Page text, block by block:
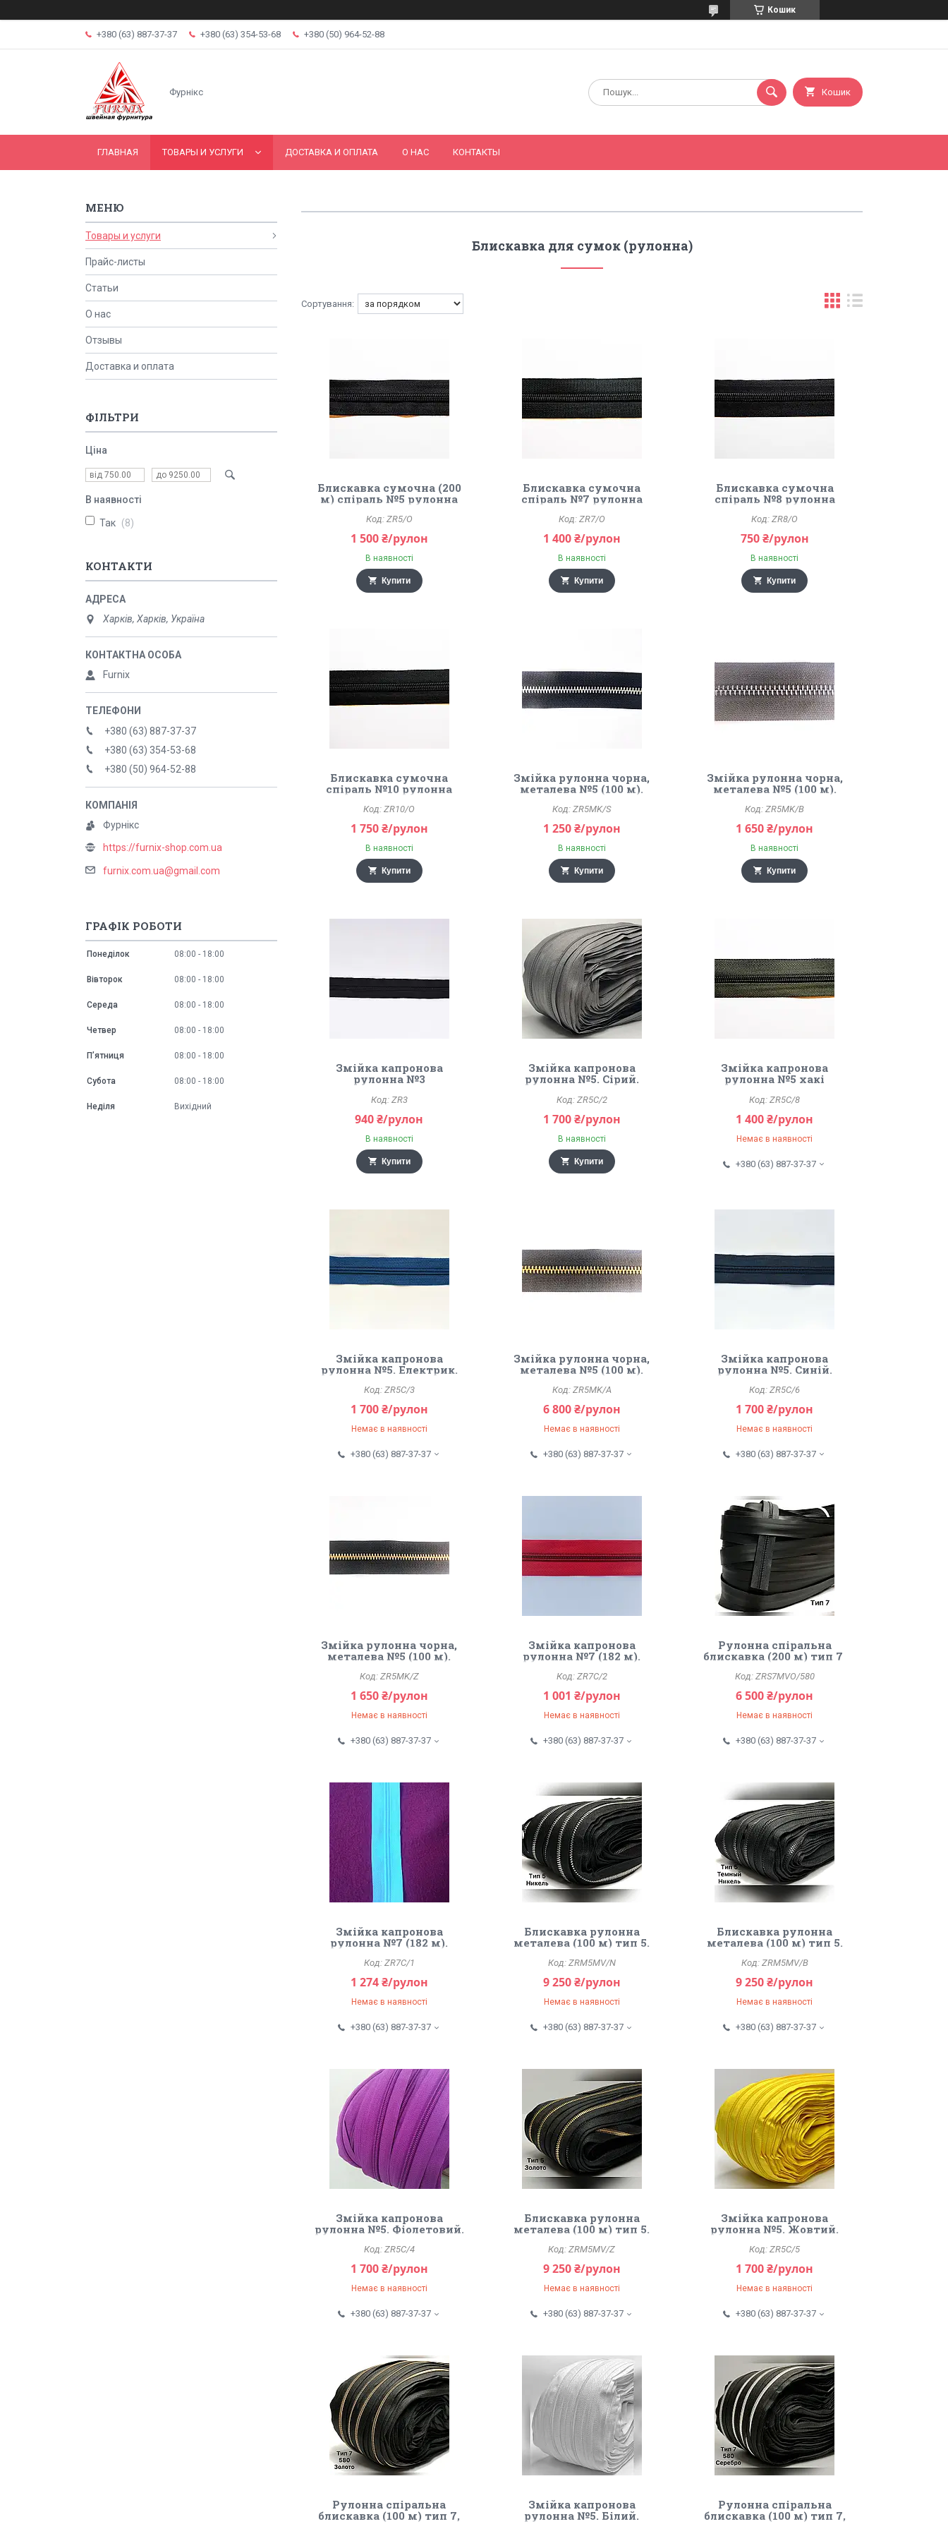
Кошик
+380 (63) 887-37-37 +380 (63) 354-53-68 +380 (50) 964-52-88
Фурнікс Кошик
ГЛАВНАЯ ТОВАРЫ И УСЛУГИ ДОСТАВКА И ОПЛАТА О НАС КОНТАКТЫ
Блискавка для сумок (рулонна)
Блискавка сумочна (200
м) спіраль №5 рулонна
ZR5/O
1 500 ₴/рулон
В наявності
Купити
Блискавка сумочна
спіраль №7 рулонна
ZR7/O
1 400 ₴/рулон
В наявності
Купити
Блискавка сумочна
спіраль №8 рулонна
ZR8/O
750 ₴/рулон
В наявності
Купити
Блискавка сумочна
спіраль №10 рулонна
ZR10/O
1 750 ₴/рулон
В наявності
Купити
Змійка рулонна чорна,
металева №5 (100 м).
ZR5MK/S
1 250 ₴/рулон
В наявності
Купити
Змійка рулонна чорна,
металева №5 (100 м).
ZR5MK/B
1 650 ₴/рулон
В наявності
Купити
Змійка капронова
рулонна №3
ZR3
940 ₴/рулон
В наявності
Купити
Змійка капронова
рулонна №5. Сірий.
ZR5C/2
1 700 ₴/рулон
В наявності
Купити
Змійка капронова
рулонна №5 хакі
ZR5C/8
1 400 ₴/рулон
Немає в наявності
+380 (63) 887-37-37
Змійка капронова
рулонна №5. Електрик.
ZR5C/3
1 700 ₴/рулон
Немає в наявності
+380 (63) 887-37-37
Змійка рулонна чорна,
металева №5 (100 м).
ZR5MK/A
6 800 ₴/рулон
Немає в наявності
+380 (63) 887-37-37
Змійка капронова
рулонна №5. Синій.
ZR5C/6
1 700 ₴/рулон
Немає в наявності
+380 (63) 887-37-37
Змійка рулонна чорна,
металева №5 (100 м).
ZR5MK/Z
1 650 ₴/рулон
Немає в наявності
+380 (63) 887-37-37
Змійка капронова
рулонна №7 (182 м).
ZR7C/2
1 001 ₴/рулон
Немає в наявності
+380 (63) 887-37-37
Рулонна спіральна
блискавка (200 м) тип 7 ​​
ZRS7MVO/580
6 500 ₴/рулон
Немає в наявності
+380 (63) 887-37-37
Змійка капронова
рулонна №7 (182 м).
ZR7C/1
1 274 ₴/рулон
Немає в наявності
+380 (63) 887-37-37
Блискавка рулонна
металева (100 м) тип 5.
ZRM5MV/N
9 250 ₴/рулон
Немає в наявності
+380 (63) 887-37-37
Блискавка рулонна
металева (100 м) тип 5.
ZRM5MV/B
9 250 ₴/рулон
Немає в наявності
+380 (63) 887-37-37
Змійка капронова
рулонна №5. Фіолетовий.
ZR5C/4
1 700 ₴/рулон
Немає в наявності
+380 (63) 887-37-37
Блискавка рулонна
металева (100 м) тип 5.
ZRM5MV/Z
9 250 ₴/рулон
Немає в наявності
+380 (63) 887-37-37
Змійка капронова
рулонна №5. Жовтий.
ZR5C/5
1 700 ₴/рулон
Немає в наявності
+380 (63) 887-37-37
Рулонна спіральна
блискавка (100 м) тип 7,
Змійка капронова
рулонна №5. Білий.
Рулонна спіральна
блискавка (100 м) тип 7,
Товары и услуги
Прайс-листы
Статьи
О нас
Отзывы
Доставка и оплата
ФІЛЬТРИ
Ціна
В наявності
Так 8
КОНТАКТИ
Харків, Харків, Україна
Furnix
+380 (63) 887-37-37
+380 (63) 354-53-68
+380 (50) 964-52-88
Фурнікс
https://furnix-shop.com.ua
furnix.com.ua@gmail.com
ГРАФІК РОБОТИ
Понеділок 08:00 18:00
Вівторок 08:00 18:00
Середа 08:00 18:00
Четвер 08:00 18:00
Пʼятниця 08:00 18:00
Субота 08:00 18:00
Неділя Вихідний